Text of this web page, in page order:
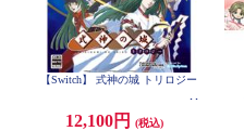
【Switch】 式神の城 トリロジー
12,100円
(税込)